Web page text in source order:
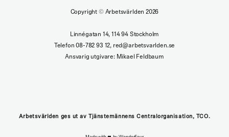
Copyright ©Arbetsvärlden 2026
Linnégatan 14, 114 94 Stockholm
Telefon 08-782 93 12, red@arbetsvarlden.se
Ansvarig utgivare: Mikael Feldbaum
Arbetsvärlden ges ut av Tjänstemännens Centralorganisation, TCO.